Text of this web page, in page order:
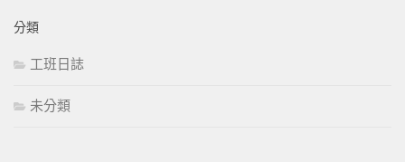
分類
工班日誌
未分類